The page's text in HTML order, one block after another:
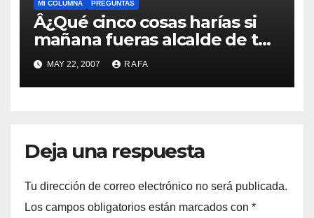
MI COLUMNA PREGUNTAS
Â¿Qué cinco cosas harí­as si
mañana fueras alcalde de tu
pueblo?
MAY 22, 2007 RAFA
Deja una respuesta
Tu dirección de correo electrónico no será publicada.
Los campos obligatorios están marcados con *